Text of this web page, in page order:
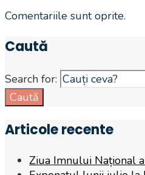
Comentariile sunt oprite.
Caută
Search for:
Caută
Articole recente
Ziua Imnului Național